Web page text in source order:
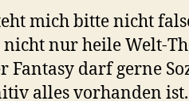
mich bitte nicht
nicht nur heile Welt-
Fantasy darf gerne
alles vorhanden